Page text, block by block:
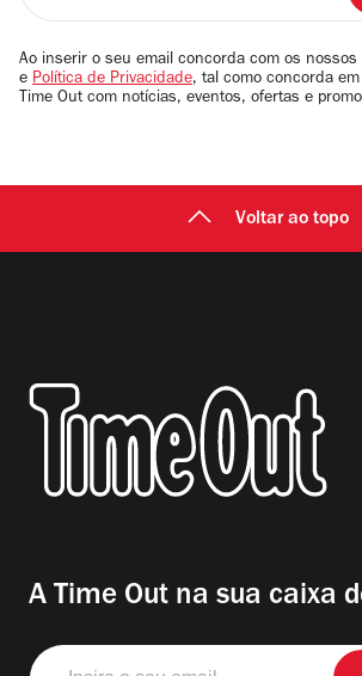
email
Ao inserir o seu email concorda com os nossos
e Política de Privacidade, tal como concorda
Time Out com notícias, eventos, ofertas e
Voltar ao topo
A Time Out na sua caixa
Insira